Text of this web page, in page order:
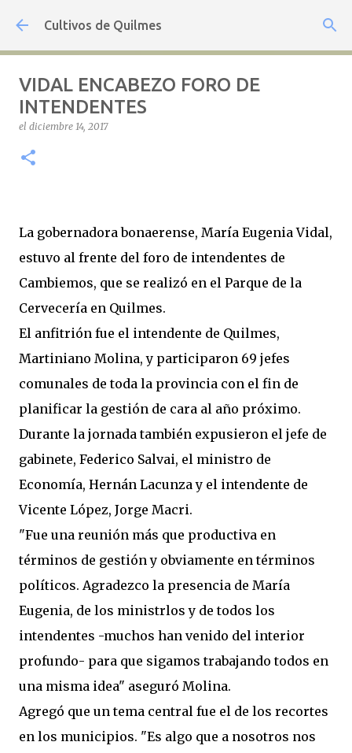
Ir al contenido principal
Cultivos de Quilmes
VIDAL ENCABEZO FORO DE
INTENDENTES
el diciembre 14, 2017
La gobernadora bonaerense, María Eugenia Vidal,
estuvo al frente del foro de intendentes de
Cambiemos, que se realizó en el Parque de la
Cervecería en Quilmes.
El anfitrión fue el intendente de Quilmes,
Martiniano Molina, y participaron 69 jefes
comunales de toda la provincia con el fin de
planificar la gestión de cara al año próximo.
Durante la jornada también expusieron el jefe de
gabinete, Federico Salvai, el ministro de
Economía, Hernán Lacunza y el intendente de
Vicente López, Jorge Macri.
"Fue una reunión más que productiva en
términos de gestión y obviamente en términos
políticos. Agradezco la presencia de María
Eugenia, de los ministrlos y de todos los
intendentes -muchos han venido del interior
profundo- para que sigamos trabajando todos en
una misma idea" aseguró Molina.
Agregó que un tema central fue el de los recortes
en los municipios. "Es algo que a nosotros nos